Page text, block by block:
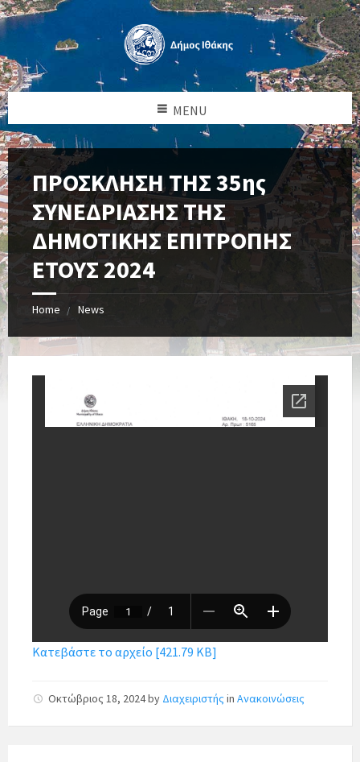
MENU
ΠΡΟΣΚΛΗΣΗ ΤΗΣ 35ης
ΣΥΝΕΔΡΙΑΣΗΣ ΤΗΣ
ΔΗΜΟΤΙΚΗΣ ΕΠΙΤΡΟΠΗΣ
ΕΤΟΥΣ 2024
Home News
Κατεβάστε το αρχείο [421.79 KB]
Οκτώβριος 18, 2024by Διαχειριστής in Ανακοινώσεις